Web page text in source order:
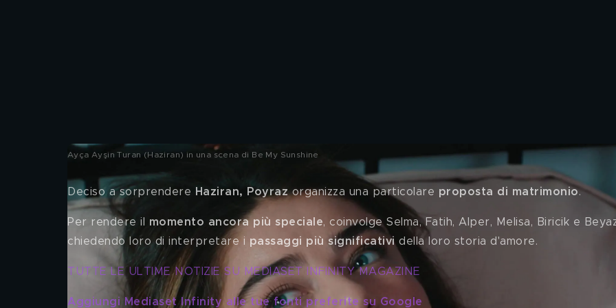
Ayça Ayşin Turan (Haziran) in una scena di Be My Sunshine
Deciso a sorprendere Haziran, Poyraz organizza una particolare proposta di matrimonio.
Per rendere il momento ancora più speciale, coinvolge Selma, Fatih, Alper, Melisa, Biricik e
chiedendo loro di interpretare i passaggi più significativi della loro storia d'amore.
TUTTE LE ULTIME NOTIZIE SU MEDIASET INFINITY MAGAZINE
Aggiungi Mediaset Infinity alle tue fonti preferite su Google